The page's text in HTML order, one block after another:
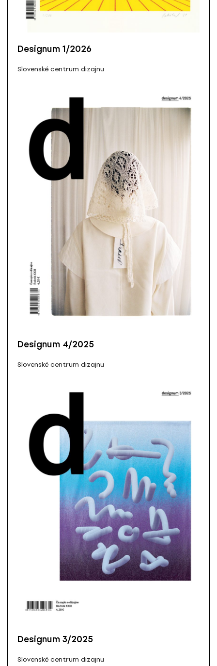
Designum 1/2026
Slovenské centrum dizajnu
Designum 4/2025
Slovenské centrum dizajnu
Designum 3/2025
Slovenské centrum dizajnu